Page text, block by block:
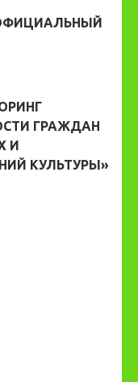
ГРАЖДАН
И
КУЛЬТУРЫ»